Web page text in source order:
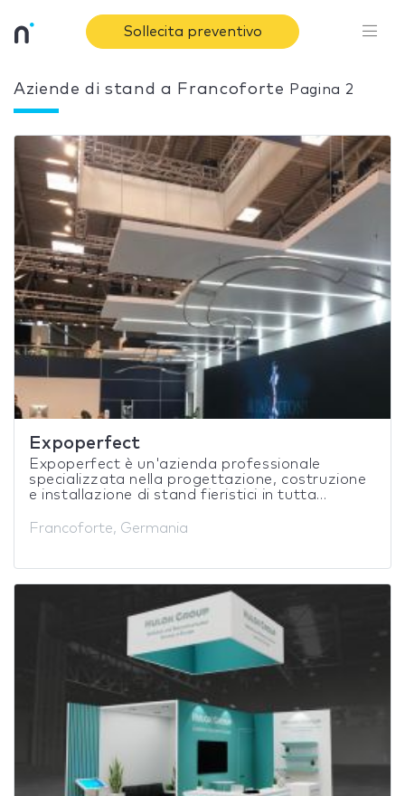
Sollecita preventivo
Aziende di stand a Francoforte Pagina 2
Expoperfect
Expoperfect è un'azienda professionale
specializzata nella progettazione, costruzione
e installazione di stand fieristici in tutta...
Francoforte, Germania